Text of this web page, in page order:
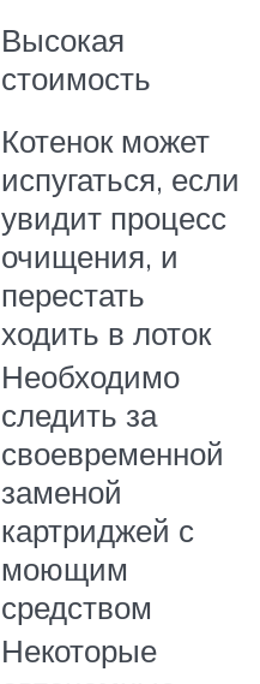
Высокая
стоимость
Котенок может
испугаться, если
увидит процесс
очищения, и
перестать
ходить в лоток
Необходимо
следить за
своевременной
заменой
картриджей с
моющим
средством
Некоторые